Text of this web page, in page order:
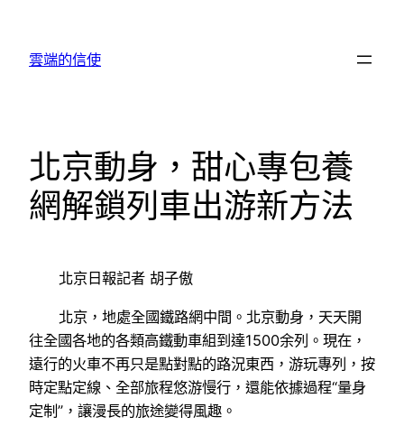
雲端的信使
北京動身，甜心專包養
網解鎖列車出游新方法
北京日報記者 胡子傲
北京，地處全國鐵路網中間。北京動身，天天開
往全國各地的各類高鐵動車組到達1500余列。現在，
遠行的火車不再只是點對點的路況東西，游玩專列，按
時定點定線、全部旅程悠游慢行，還能依據過程“量身
定制”，讓漫長的旅途變得風趣。